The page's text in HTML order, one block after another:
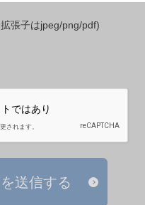
張子はjpeg/png/pdf)
送信する